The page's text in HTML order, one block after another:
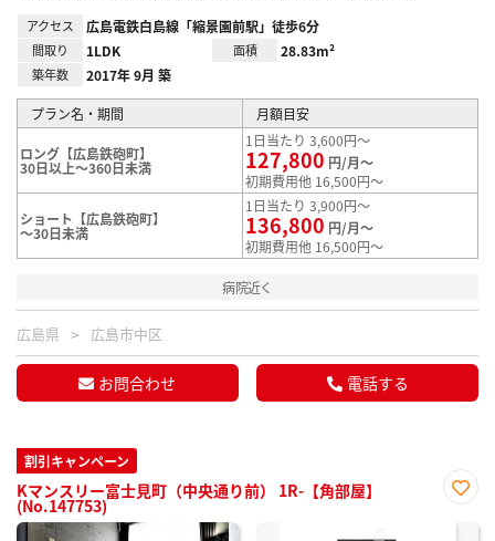
アクセス 広島電鉄白島線「縮景園前駅」徒歩6分
間取り 1LDK 面積 28.83m²
築年数 2017年 9月 築
プラン名・期間 月額目安
ロング【広島鉄砲町】
30日以上～360日未満
1日当たり 3,600円～
127,800 円/月～
初期費用他 16,500円～
ショート【広島鉄砲町】
～30日未満
1日当たり 3,900円～
136,800 円/月～
初期費用他 16,500円～
病院近く
広島県 広島市中区
お問合わせ 電話する
割引キャンペーン
Kマンスリー富士見町（中央通り前） 1R-【角部屋】
(No.147753)
に入